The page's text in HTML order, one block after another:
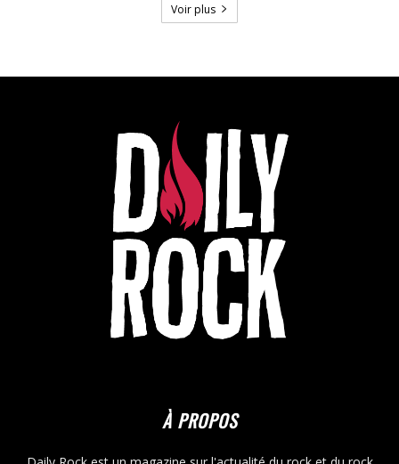
Voir plus
À PROPOS